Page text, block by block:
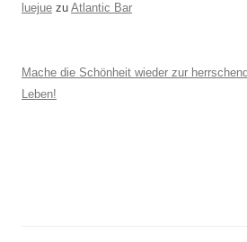
luejue zu Atlantic Bar
Mache die Schönheit wieder zur
Leben!